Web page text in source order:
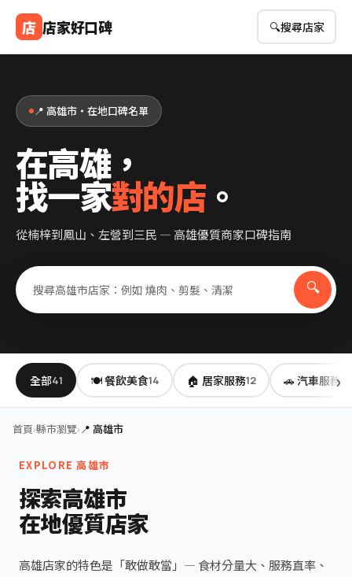
店 店家好口碑 🔍搜尋店家
📍 高雄市・在地口碑名單
在高雄，
找一家對的店。
從楠梓到鳳山、左營到三民 — 高雄優質商家口碑指南
🔍
全部41 🍽️ 餐飲美食14 🏠 居家服務12 🚗 汽車服務
首頁›縣市瀏覽›📍 高雄市
EXPLORE 高雄市
探索高雄市
在地優質店家
高雄店家的特色是「敢做敢當」— 食材分量大、服務直率、